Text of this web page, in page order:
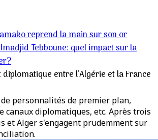
reprend la main sur son or
Tebboune: quel impact sur la
entre l’Algérie et la France
personnalités de premier plan,
canaux diplomatiques, etc. Après trois
et Alger s'engagent prudemment sur